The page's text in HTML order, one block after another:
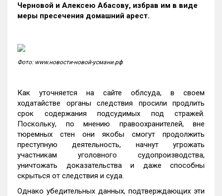
Черновой и Алексею Абасову, избрав им в виде
меры пресечения домашний арест.
Фото: www.новости-новой-усмани.рф
Как уточняется на сайте облсуда, в своем
ходатайстве органы следствия просили продлить
срок содержания подсудимых под стражей.
Поскольку, по мнению правоохранителей, вне
тюремных стен они якобы смогут продолжить
преступную деятельность, начнут угрожать
участникам уголовного судопроизводства,
уничтожать доказательства и даже способны
скрыться от следствия и суда.
Однако убедительных данных, подтверждающих эти